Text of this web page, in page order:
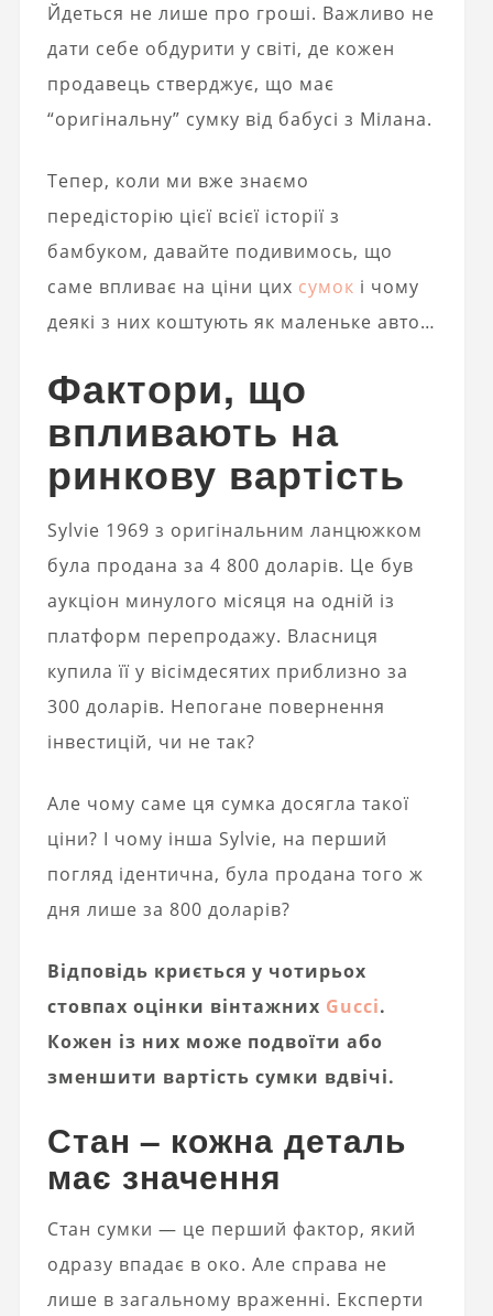
Йдеться не лише про гроші. Важливо не
дати себе обдурити у світі, де кожен
продавець стверджує, що має
“оригінальну” сумку від бабусі з Мілана.
Тепер, коли ми вже знаємо
передісторію цієї всієї історії з
бамбуком, давайте подивимось, що
саме впливає на ціни цих сумок і чому
деякі з них коштують як маленьке авто…
Фактори, що
впливають на
ринкову вартість
Sylvie 1969 з оригінальним ланцюжком
була продана за 4 800 доларів. Це був
аукціон минулого місяця на одній із
платформ перепродажу. Власниця
купила її у вісімдесятих приблизно за
300 доларів. Непогане повернення
інвестицій, чи не так?
Але чому саме ця сумка досягла такої
ціни? І чому інша Sylvie, на перший
погляд ідентична, була продана того ж
дня лише за 800 доларів?
Відповідь криється у чотирьох
стовпах оцінки вінтажних Gucci.
Кожен із них може подвоїти або
зменшити вартість сумки вдвічі.
Стан – кожна деталь
має значення
Стан сумки — це перший фактор, який
одразу впадає в око. Але справа не
лише в загальному враженні. Експерти